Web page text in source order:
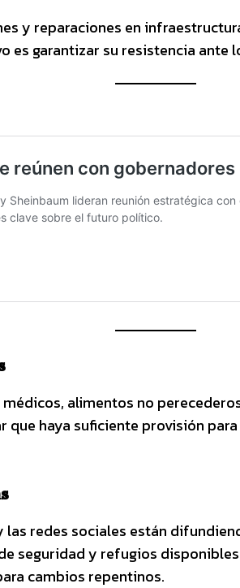
y reparaciones en
es garantizar su resistencia ante
alimentos no
que haya suficiente provisión
las redes sociales están
seguridad y refugios
cambios repentinos.